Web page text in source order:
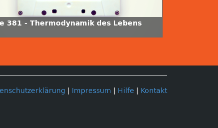
381 - Thermodynamik des Lebens
Impressum Hilfe Kontakt